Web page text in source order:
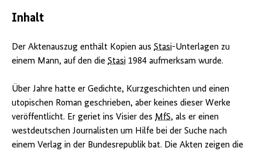
Inhalt
Der Aktenauszug enthält Kopien aus Stasi-Unterlagen zu
einem Mann, auf den die Stasi 1984 aufmerksam wurde.
Über Jahre hatte er Gedichte, Kurzgeschichten und einen
utopischen Roman geschrieben, aber keines dieser Werke
veröffentlicht. Er geriet ins Visier des MfS, als er einen
westdeutschen Journalisten um Hilfe bei der Suche nach
einem Verlag in der Bundesrepublik bat. Die Akten zeigen die